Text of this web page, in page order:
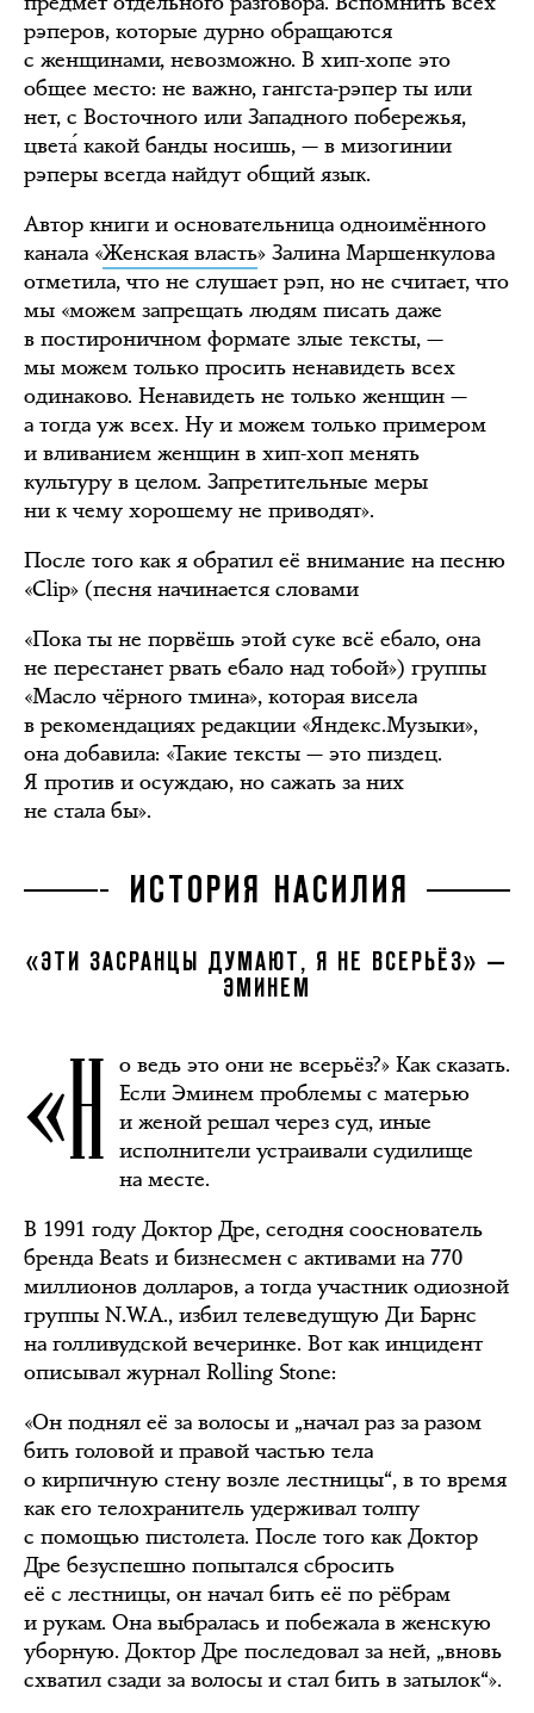
рэперов, которые дурно обращаются
с женщинами, невозможно. В хип-хопе это
общее место: не важно, гангста-рэпер ты или
нет, с Восточного или Западного побережья,
цвета́ какой банды носишь, — в мизогинии
рэперы всегда найдут общий язык.
Автор книги и основательница одноимённого
канала «Женская власть» Залина Маршенкулова
отметила, что не слушает рэп, но не считает, что
мы «можем запрещать людям писать даже
в постироничном формате злые тексты, —
мы можем только просить ненавидеть всех
одинаково. Ненавидеть не только женщин —
а тогда уж всех. Ну и можем только примером
и вливанием женщин в хип-хоп менять
культуру в целом. Запретительные меры
ни к чему хорошему не приводят».
После того как я обратил её внимание на песню
«Clip» (песня начинается словами
«Пока ты не порвёшь этой суке всё ебало, она
не перестанет рвать ебало над тобой») группы
«Масло чёрного тмина», которая висела
в рекомендациях редакции «Яндекс.Музыки»,
она добавила: «Такие тексты — это пиздец.
Я против и осуждаю, но сажать за них
не стала бы».
ИСТОРИЯ НАСИЛИЯ
«ЭТИ ЗАСРАНЦЫ ДУМАЮТ, Я НЕ ВСЕРЬЁЗ» —
ЭМИНЕМ
«Н о ведь это они не всерьёз?» Как сказать.
Если Эминем проблемы с матерью
и женой решал через суд, иные
исполнители устраивали судилище
на месте.
В 1991 году Доктор Дре, сегодня сооснователь
бренда Beats и бизнесмен с активами на 770
миллионов долларов, а тогда участник одиозной
группы N.W.A., избил телеведущую Ди Барнс
на голливудской вечеринке. Вот как инцидент
описывал журнал Rolling Stone:
«Он поднял её за волосы и „начал раз за разом
бить головой и правой частью тела
о кирпичную стену возле лестницы“, в то время
как его телохранитель удерживал толпу
с помощью пистолета. После того как Доктор
Дре безуспешно попытался сбросить
её с лестницы, он начал бить её по рёбрам
и рукам. Она выбралась и побежала в женскую
уборную. Доктор Дре последовал за ней, „вновь
схватил сзади за волосы и стал бить в затылок“».